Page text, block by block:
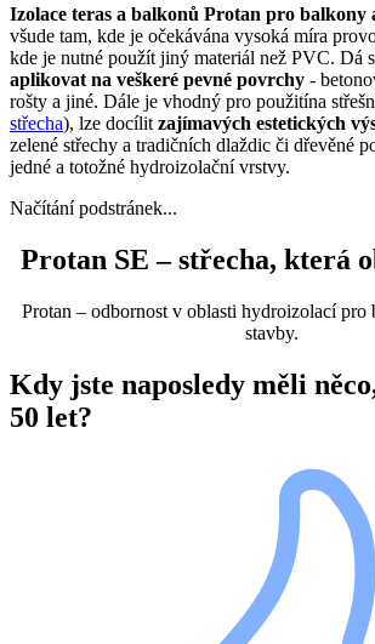
Izolace teras a balkonů Protan pro balkony
všude tam, kde je očekávána vysoká míra
kde je nutné použít jiný materiál než PVC. Dá
aplikovat na veškeré pevné povrchy -
rošty a jiné. Dále je vhodný pro použitína
střecha), lze docílit zajímavých estetických
zelené střechy a tradičních dlaždic či dřevěné
jedné a totožné hydroizolační vrstvy.
Načítání podstránek...
Protan SE – střecha, která
Protan – odbornost v oblasti hydroizolací pro
stavby.
Kdy jste naposledy měli
50 let?